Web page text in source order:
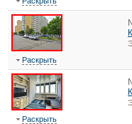
Раскрыть
Раскрыть